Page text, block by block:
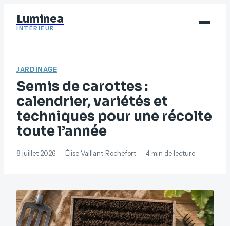
Luminea
INTÉRIEUR
Immobilier
Jardinage
Maison
JARDINAGE
Semis de carottes :
calendrier, variétés et
techniques pour une récolte
toute l’année
8 juillet 2026 · Élise Vaillant-Rochefort · 4 min de lecture